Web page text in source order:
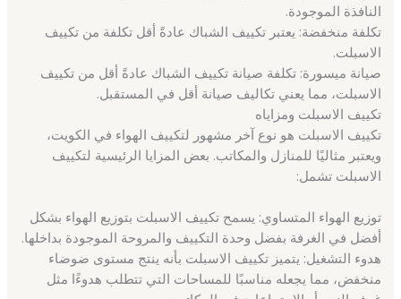
النافذة الموجودة.
تكلفة منخفضة: يعتبر تكييف الشباك عادةً أقل تكلفة من تكييف
الاسبلت.
صيانة ميسورة: تكلفة صيانة تكييف الشباك عادةً أقل من تكييف
الاسبلت، مما يعني تكاليف صيانة أقل في المستقبل.
تكييف الاسبلت ومزاياه
تكييف الاسبلت هو نوع آخر مشهور لتكييف الهواء في الكويت،
ويعتبر مثاليًا للمنازل والمكاتب. بعض المزايا الرئيسية لتكييف
الاسبلت تشمل:
توزيع الهواء المتساوي: يسمح تكييف الاسبلت بتوزيع الهواء بشكل
أفضل في الغرفة بفضل وحدة التكييف والمروحة الموجودة بداخلها.
هدوء التشغيل: يتميز تكييف الاسبلت بأنه ينتج مستوى ضوضاء
منخفض، مما يجعله مناسبًا للمساحات التي تتطلب هدوءًا مثل